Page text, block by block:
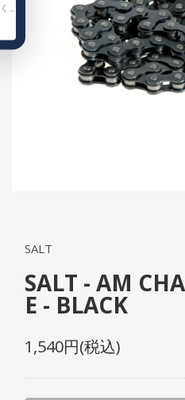
く。
SALT
SALT - AM
E - BLACK
1,540円(税込)